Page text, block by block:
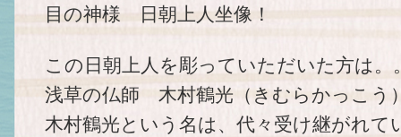
目の神様 日朝上人坐像！
この日朝上人を彫っていただいた方は。
浅草の仏師 木村鶴光（きむらかっこう
木村鶴光という名は、代々受け継がれ